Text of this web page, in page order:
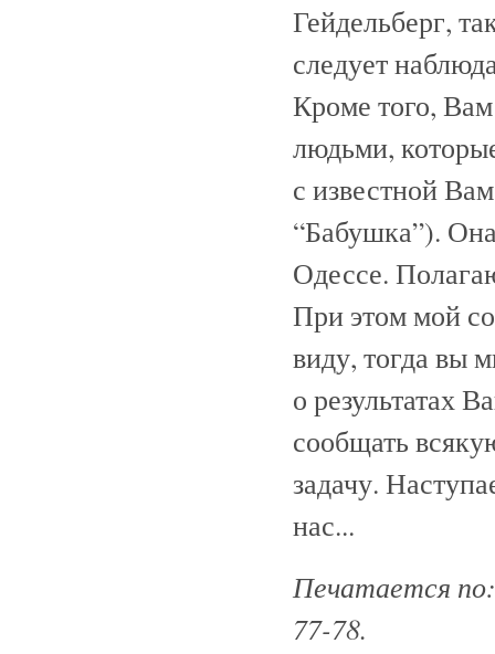
Гейдельберг,
следует
Кроме того,
людьми,
с известной
“Бабушка”).
Одессе.
При этом мой
виду, тогда вы
о результатах
сообщать
задачу.
нас...
Печатается
77-78.